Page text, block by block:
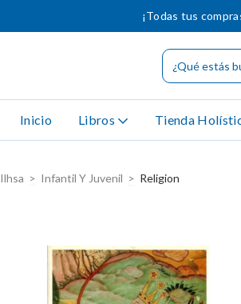
¡Todas tus
Inicio Libros Tienda
Ilhsa > Infantil Y Juvenil > Religion